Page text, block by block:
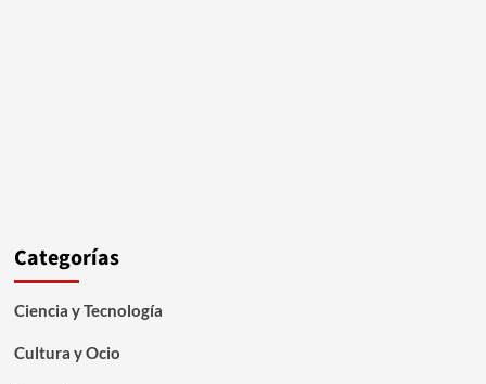
Categorías
Ciencia y Tecnología
Cultura y Ocio